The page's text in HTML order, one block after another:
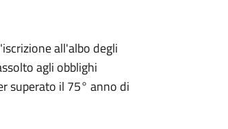
all'albo degli
agli obblighi
superato il 75° anno di